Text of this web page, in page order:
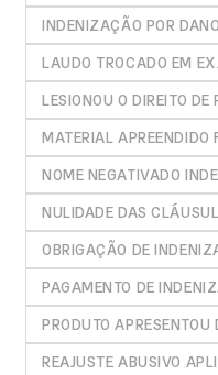
INDENIZAÇÃO POR
LAUDO TROCADO EM
LESIONOU O DIREITO DE
MATERIAL APREENDIDO
NOME NEGATIVADO
NULIDADE DAS
OBRIGAÇÃO DE
PAGAMENTO DE
PRODUTO APRESENTOU
REAJUSTE ABUSIVO